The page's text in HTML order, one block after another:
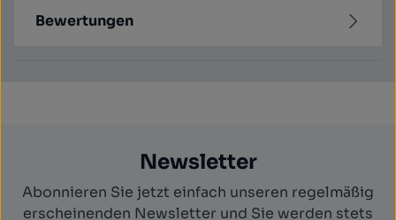
Bewertungen
Newsletter
Abonnieren Sie jetzt einfach unseren regelmäßig
erscheinenden Newsletter und Sie werden stets